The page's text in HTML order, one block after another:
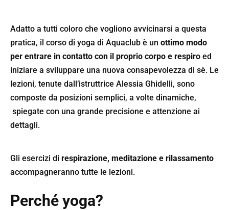
Adatto a tutti coloro che vogliono avvicinarsi a questa
pratica, il corso di yoga di Aquaclub è un ottimo modo
per entrare in contatto con il proprio corpo e respiro ed
iniziare a sviluppare una nuova consapevolezza di sè. Le
lezioni, tenute dall’istruttrice Alessia Ghidelli, sono
composte da posizioni semplici, a volte dinamiche,
spiegate con una grande precisione e attenzione ai
dettagli.
Gli esercizi di respirazione, meditazione e rilassamento
accompagneranno tutte le lezioni.
Perché yoga?